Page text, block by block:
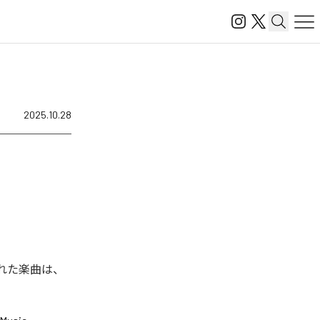
2025.10.28
楽曲は、